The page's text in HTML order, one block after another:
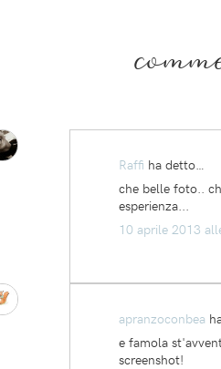
Raffi ha detto…
che belle foto..
esperienza...
10 aprile 2013
apranzoconbea
e famola
screenshot!